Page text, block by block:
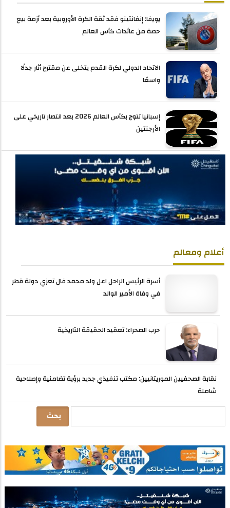
يويفا: إنفانتينو فقد ثقة الكرة الأوروبية بعد أزمة بيع
حصة من عائدات كأس العالم
الاتحاد الدولي لكرة القدم يتخلى عن مقترح أثار جدلًا
واسعًا
إسبانيا تتوج بكأس العالم 2026 بعد انتصار تاريخي على
الأرجنتين
أعلام ومعالم
أسرة الرئيس الراحل اعل ولد محمد فال تعزي دولة قطر
في وفاة الأمير الوالد
حرب الصحراء: تعقيد الحقيقة التاريخية
نقابة الصحفيين الموريتانيين: مكتب تنفيذي جديد برؤية تضامنية وإصلاحية
شاملة